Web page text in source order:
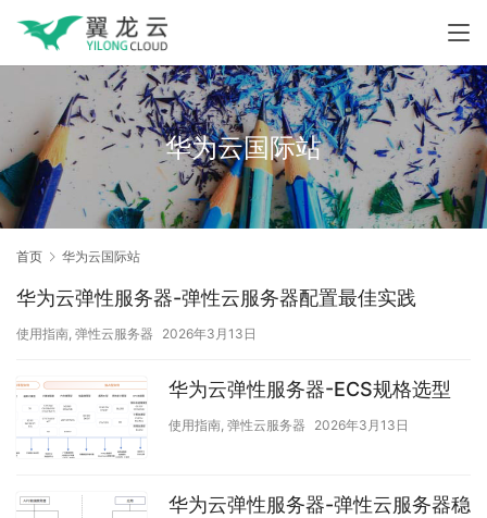
华为云国际站
首页 华为云国际站
华为云弹性服务器-弹性云服务器配置最佳实践
使用指南, 弹性云服务器 2026年3月13日
华为云弹性服务器-ECS规格选型
使用指南, 弹性云服务器 2026年3月13日
华为云弹性服务器-弹性云服务器稳